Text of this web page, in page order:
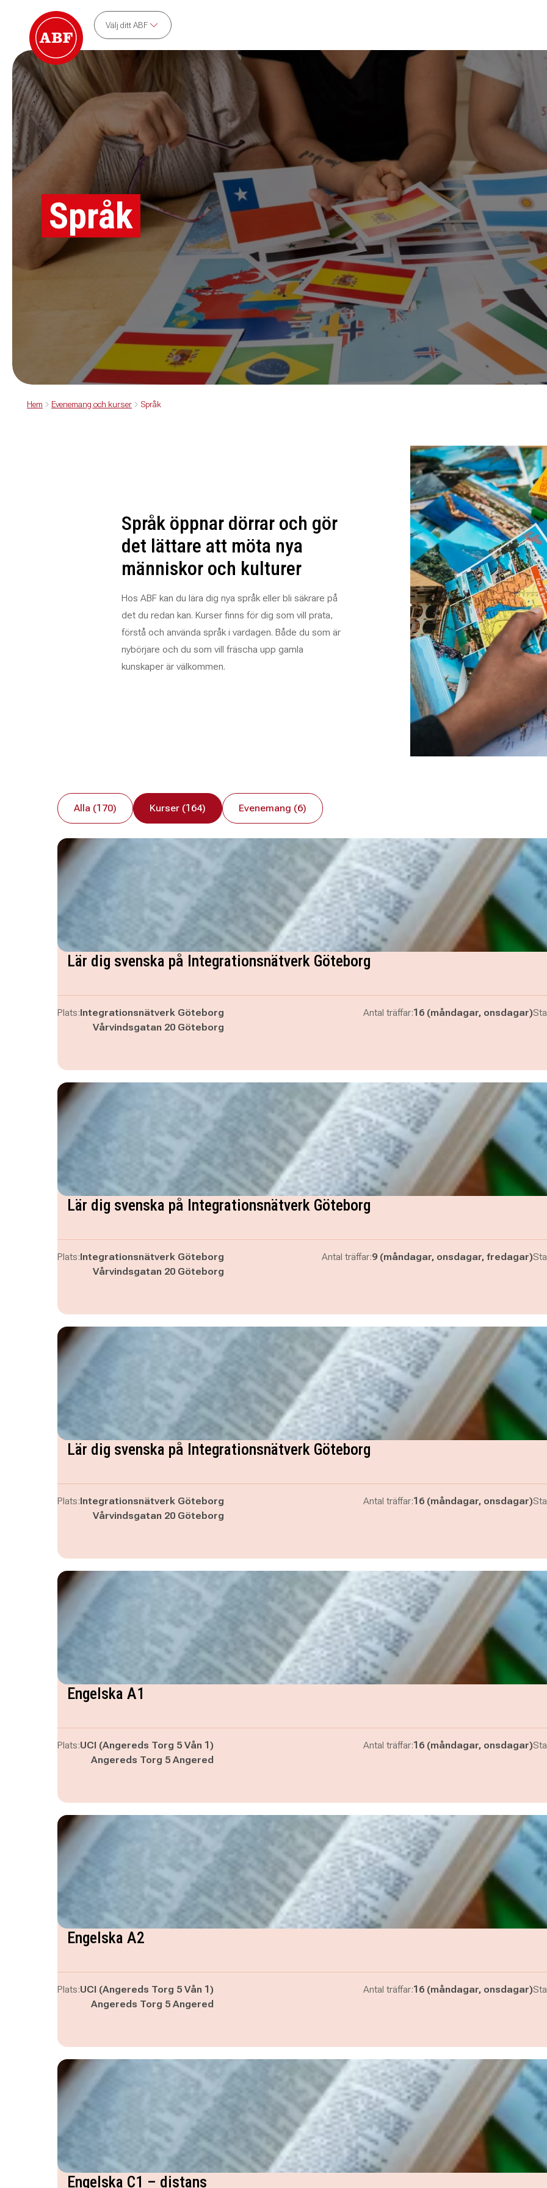
Välj ditt ABF
Språk
Hem Evenemang och kurser Språk
Språk öppnar dörrar och gör
det lättare att möta nya
människor och kulturer
Hos ABF kan du lära dig nya språk eller bli säkrare på
det du redan kan. Kurser finns för dig som vill prata,
förstå och använda språk i vardagen. Både du som är
nybörjare och du som vill fräscha upp gamla
kunskaper är välkommen.
Alla (170) Kurser (164) Evenemang (6)
Lär dig svenska på Integrationsnätverk Göteborg
Plats:Integrationsnätverk Göteborg
Vårvindsgatan 20 Göteborg
Antal träffar:16 (måndagar, onsdagar)
Lär dig svenska på Integrationsnätverk Göteborg
Plats:Integrationsnätverk Göteborg
Vårvindsgatan 20 Göteborg
Antal träffar:9 (måndagar, onsdagar, fredagar)
Lär dig svenska på Integrationsnätverk Göteborg
Plats:Integrationsnätverk Göteborg
Vårvindsgatan 20 Göteborg
Antal träffar:16 (måndagar, onsdagar)
Engelska A1
Plats:UCI (Angereds Torg 5 Vån 1)
Angereds Torg 5 Angered
Antal träffar:16 (måndagar, onsdagar)
Engelska A2
Plats:UCI (Angereds Torg 5 Vån 1)
Angereds Torg 5 Angered
Antal träffar:16 (måndagar, onsdagar)
Engelska C1 – distans